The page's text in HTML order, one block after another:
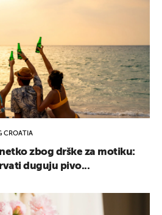
CROATIA
zbog drške za motiku:
duguju pivo...